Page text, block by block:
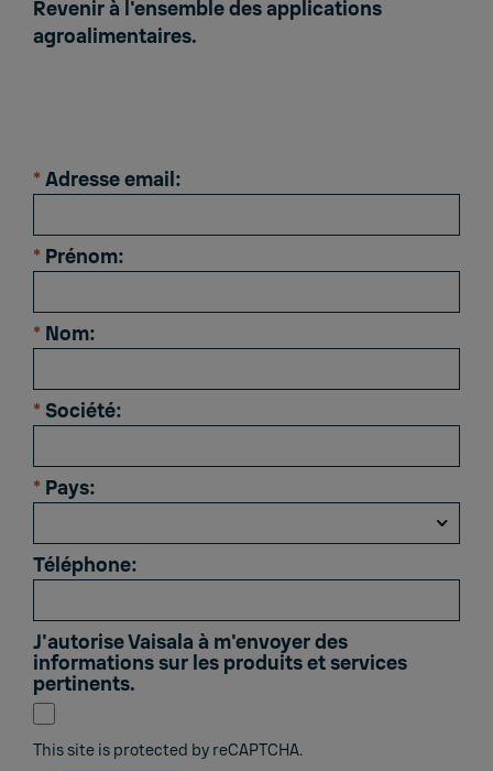
Revenir à l'ensemble des applications
agroalimentaires.
* Adresse email:
* Prénom:
* Nom:
* Société:
* Pays:
Téléphone:
J'autorise Vaisala à m'envoyer des
informations sur les produits et services
pertinents.
This site is protected by reCAPTCHA.